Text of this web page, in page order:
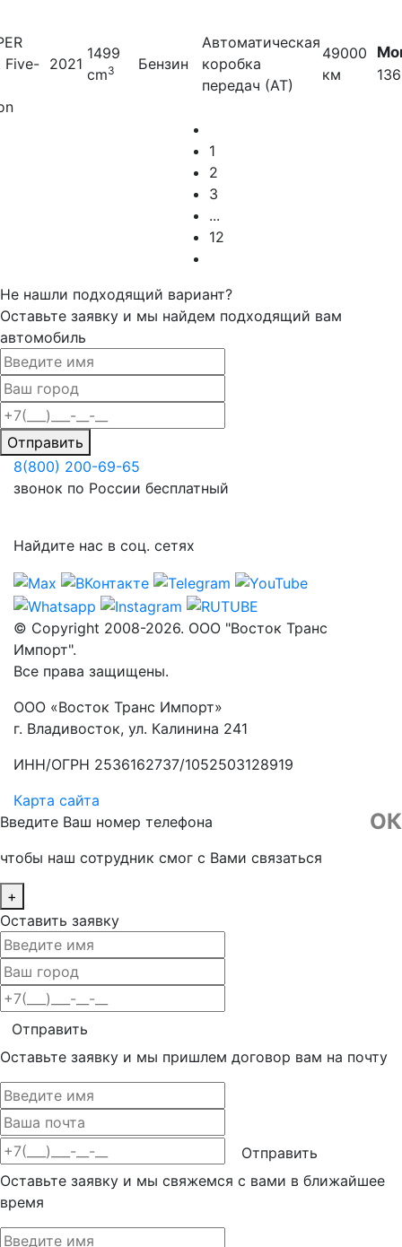
Five- 2021
1499
cm3 Бензин
Автоматическая
коробка
передач (АТ)
49000
км
1
2
3
...
12
Не нашли подходящий вариант?
Оставьте заявку и мы найдем подходящий вам
автомобиль
Отправить
8(800) 200-69-65
звонок по России бесплатный
Найдите нас в соц. сетях
© Copyright 2008-2026. ООО "Восток Транс
Импорт".
Все права защищены.
ООО «Восток Транс Импорт»
г. Владивосток, ул. Калинина 241
ИНН/ОГРН 2536162737/1052503128919
Карта сайта
ОК
Введите Ваш номер телефона
чтобы наш сотрудник смог с Вами связаться
+
Оставить заявку
Отправить
Оставьте заявку и мы пришлем договор вам на почту
Отправить
Оставьте заявку и мы свяжемся с вами в ближайшее
время